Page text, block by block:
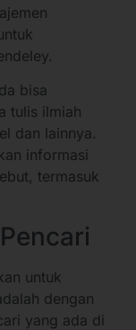
bisa
tulis ilmiah
dan lainnya.
informasi
termasuk
untuk
dengan
yang ada di